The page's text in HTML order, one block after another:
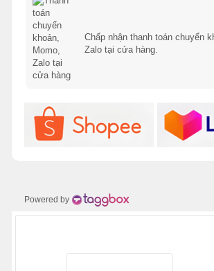
Chấp nhận thanh toán chuyển
Zalo tại cửa hàng.
Powered by